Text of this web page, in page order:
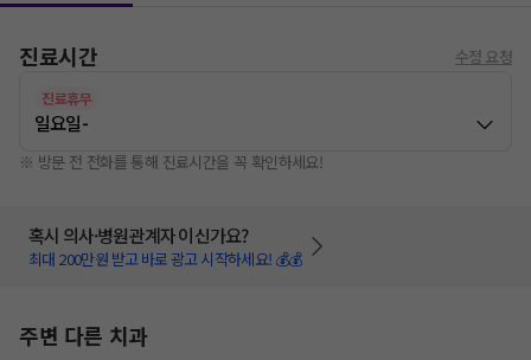
진료시간 수정 요청
진료휴무
일요일-
※ 방문 전 전화를 통해 진료시간을 꼭 확인하세요!
혹시 의사·병원관계자 이신가요?
최대 200만원 받고 바로 광고 시작하세요! 💰💰
주변 다른 치과